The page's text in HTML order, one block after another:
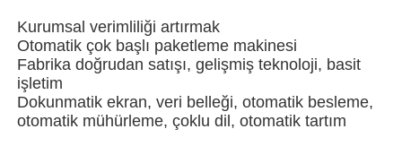
Kart sayma makinesi
Paketleme makineleri
Kurumsal verimliliği artırmak
Otomatik çok başlı paketleme makinesi
Fabrika doğrudan satışı, gelişmiş teknoloji, basit
işletim
Dokunmatik ekran, veri belleği, otomatik besleme,
otomatik mühürleme, çoklu dil, otomatik tartım